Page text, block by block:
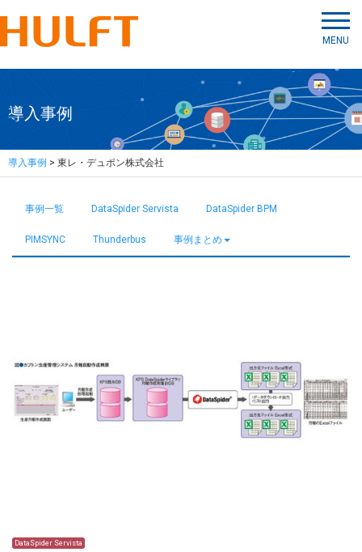
MENU
導入事例
導入事例 > 東レ・デュポン株式会社
事例一覧 DataSpider Servista DataSpider BPM
PIMSYNC Thunderbus 事例まとめ
DataSpider Servista